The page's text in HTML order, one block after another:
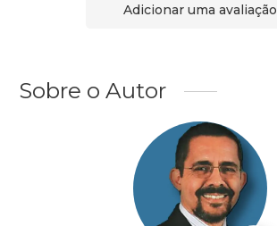
Adicionar uma avaliação
Sobre o Autor